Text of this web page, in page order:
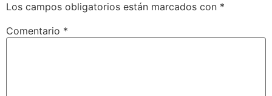
Los campos obligatorios están marcados con *
Comentario *